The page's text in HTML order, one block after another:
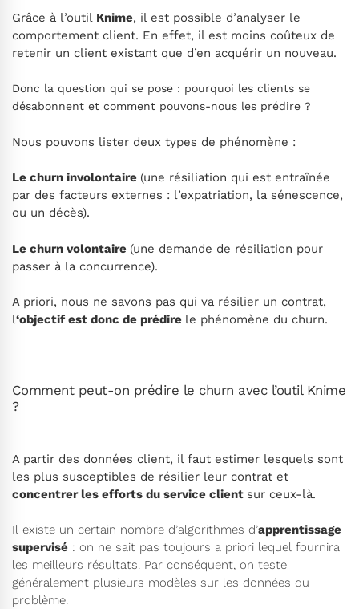
Grâce à l’outil Knime, il est possible d’analyser le
comportement client. En effet, il est moins coûteux de
retenir un client existant que d’en acquérir un nouveau.
Donc la question qui se pose : pourquoi les clients se
désabonnent et comment pouvons-nous les prédire ?
Nous pouvons lister deux types de phénomène :
Le churn involontaire (une résiliation qui est entraînée
par des facteurs externes : l’expatriation, la sénescence,
ou un décès).
Le churn volontaire (une demande de résiliation pour
passer à la concurrence).
A priori, nous ne savons pas qui va résilier un contrat,
l‘objectif est donc de prédire le phénomène du churn.
Comment peut-on prédire le churn avec l’outil Knime
?
A partir des données client, il faut estimer lesquels sont
les plus susceptibles de résilier leur contrat et
concentrer les efforts du service client sur ceux-là.
Il existe un certain nombre d’algorithmes d’apprentissage
supervisé : on ne sait pas toujours a priori lequel fournira
les meilleurs résultats. Par conséquent, on teste
généralement plusieurs modèles sur les données du
problème.